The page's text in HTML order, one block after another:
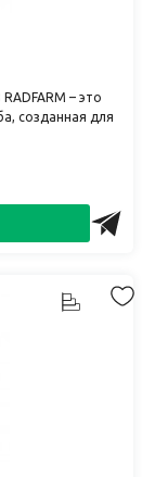
– это
созданная для